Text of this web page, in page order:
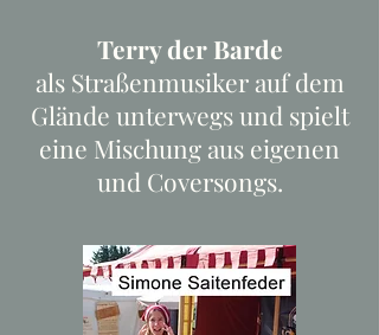
Terry der Barde
als Straßenmusiker auf dem
Glände unterwegs und spielt
eine Mischung aus eigenen
und Coversongs.